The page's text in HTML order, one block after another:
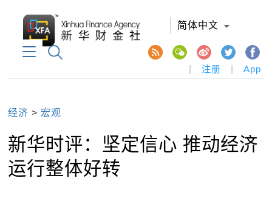
简体中文
注册 App
经济 > 宏观
新华时评：坚定信心 推动经济
运行整体好转